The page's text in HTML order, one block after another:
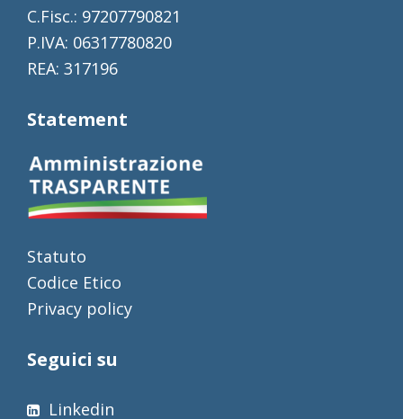
C.Fisc.: 97207790821
P.IVA: 06317780820
REA: 317196
Statement
Statuto
Codice Etico
Privacy policy
Seguici su
Linkedin